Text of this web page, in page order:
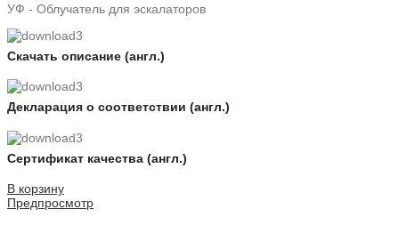
УФ - Облучатель для эскалаторов
Скачать описание (англ.)
Декларация о соответствии (англ.)
Сертификат качества (англ.)
В корзину
Предпросмотр